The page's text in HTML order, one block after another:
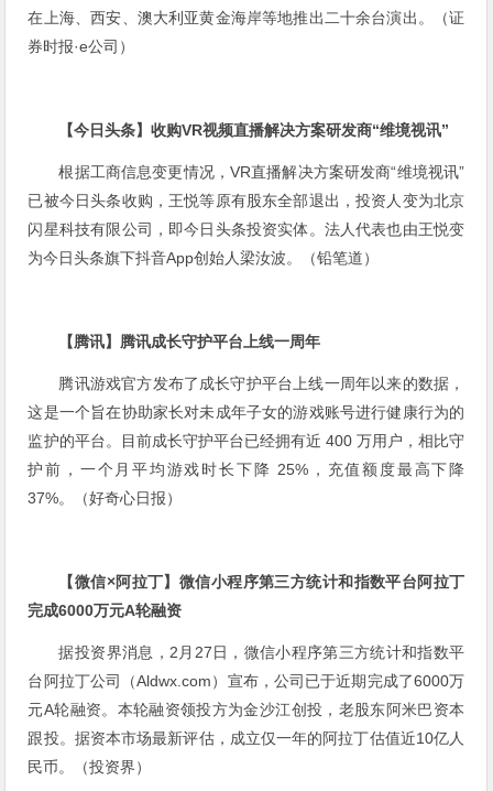
在上海、西安、澳大利亚黄金海岸等地推出二十余台演出。（证
券时报·e公司）
【今日头条】收购VR视频直播解决方案研发商“维境视讯”
根据工商信息变更情况，VR直播解决方案研发商“维境视讯”
已被今日头条收购，王悦等原有股东全部退出，投资人变为北京
闪星科技有限公司，即今日头条投资实体。法人代表也由王悦变
为今日头条旗下抖音App创始人梁汝波。（铅笔道）
【腾讯】腾讯成长守护平台上线一周年
腾讯游戏官方发布了成长守护平台上线一周年以来的数据，
这是一个旨在协助家长对未成年子女的游戏账号进行健康行为的
监护的平台。目前成长守护平台已经拥有近 400 万用户，相比守
护前，一个月平均游戏时长下降 25%，充值额度最高下降
37%。（好奇心日报）
【微信×阿拉丁】微信小程序第三方统计和指数平台阿拉丁
完成6000万元A轮融资
据投资界消息，2月27日，微信小程序第三方统计和指数平
台阿拉丁公司（Aldwx.com）宣布，公司已于近期完成了6000万
元A轮融资。本轮融资领投方为金沙江创投，老股东阿米巴资本
跟投。据资本市场最新评估，成立仅一年的阿拉丁估值近10亿人
民币。（投资界）